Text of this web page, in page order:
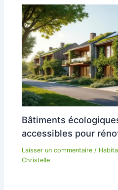
Bâtiments
accessibles pour
Laisser un commentaire /
Christelle